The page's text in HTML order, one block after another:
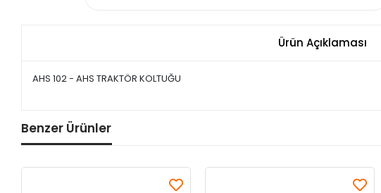
Ürün Açıklaması
AHS 102 - AHS TRAKTÖR KOLTUĞU
Benzer Ürünler